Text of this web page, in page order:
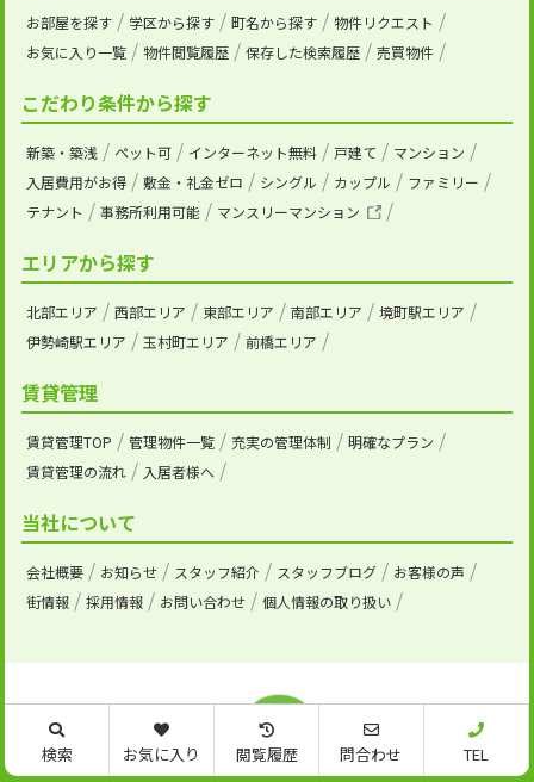
お部屋を探す 学区から探す 町名から探す
物件リクエスト
お気に入り一覧
物件閲覧履歴 保存した検索履歴 売買物件
こだわり条件から探す
新築・築浅 ペット可 インターネット無料 戸建て
マンション
入居費用がお得
敷金・礼金ゼロ シングル カップル
ファミリー
テナント
事務所利用可能 マンスリーマンション
エリアから探す
北部エリア 西部エリア 東部エリア 南部エリア
境町駅エリア
伊勢崎駅エリア
玉村町エリア 前橋エリア
賃貸管理
賃貸管理TOP 管理物件一覧 充実の管理体制
明確なプラン
賃貸管理の流れ
入居者様へ
当社について
会社概要 お知らせ スタッフ紹介 スタッフブログ
お客様の声
街情報
採用情報 お問い合わせ 個人情報の取り扱い
検索 お気に入り 閲覧履歴 問合わせ TEL